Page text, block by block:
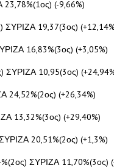
23,78%(1ος) (-9,66%)
ΣΥΡΙΖΑ 19,37(3ος)
16,83%(3ος) (+3,05%)
ΣΥΡΙΖΑ 10,95(3ος)
24,52%(2ος) (+26,34%)
13,32%(3ος) (+29,40%)
20,51%(2ος) (+1,3%)
ΣΥΡΙΖΑ 11,70%(3ος)